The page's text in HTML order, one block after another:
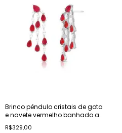
Brinco pêndulo cristais de gota
e navete vermelho banhado a
ródio
R$329,00